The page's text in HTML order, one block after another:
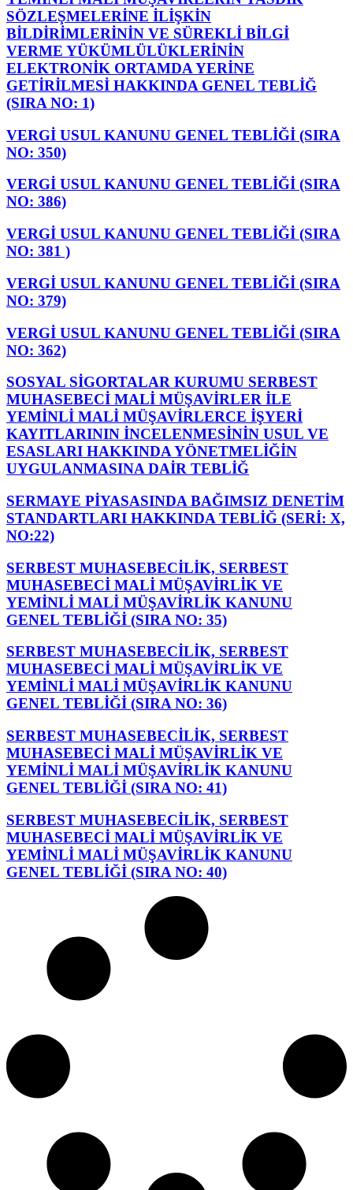
SÖZLEŞMELERİNE İLİŞKİN
BİLDİRİMLERİNİN VE SÜREKLİ BİLGİ
VERME YÜKÜMLÜLÜKLERİNİN
ELEKTRONİK ORTAMDA YERİNE
GETİRİLMESİ HAKKINDA GENEL TEBLİĞ
(SIRA NO: 1)
VERGİ USUL KANUNU GENEL TEBLİĞİ (SIRA
NO: 350)
VERGİ USUL KANUNU GENEL TEBLİĞİ (SIRA
NO: 386)
VERGİ USUL KANUNU GENEL TEBLİĞİ (SIRA
NO: 381 )
VERGİ USUL KANUNU GENEL TEBLİĞİ (SIRA
NO: 379)
VERGİ USUL KANUNU GENEL TEBLİĞİ (SIRA
NO: 362)
SOSYAL SİGORTALAR KURUMU SERBEST
MUHASEBECİ MALİ MÜŞAVİRLER İLE
YEMİNLİ MALİ MÜŞAVİRLERCE İŞYERİ
KAYITLARININ İNCELENMESİNİN USUL VE
ESASLARI HAKKINDA YÖNETMELİĞİN
UYGULANMASINA DAİR TEBLİĞ
SERMAYE PİYASASINDA BAĞIMSIZ DENETİM
STANDARTLARI HAKKINDA TEBLİĞ (SERİ: X,
NO:22)
SERBEST MUHASEBECİLİK, SERBEST
MUHASEBECİ MALİ MÜŞAVİRLİK VE
YEMİNLİ MALİ MÜŞAVİRLİK KANUNU
GENEL TEBLİĞİ (SIRA NO: 35)
SERBEST MUHASEBECİLİK, SERBEST
MUHASEBECİ MALİ MÜŞAVİRLİK VE
YEMİNLİ MALİ MÜŞAVİRLİK KANUNU
GENEL TEBLİĞİ (SIRA NO: 36)
SERBEST MUHASEBECİLİK, SERBEST
MUHASEBECİ MALİ MÜŞAVİRLİK VE
YEMİNLİ MALİ MÜŞAVİRLİK KANUNU
GENEL TEBLİĞİ (SIRA NO: 41)
SERBEST MUHASEBECİLİK, SERBEST
MUHASEBECİ MALİ MÜŞAVİRLİK VE
YEMİNLİ MALİ MÜŞAVİRLİK KANUNU
GENEL TEBLİĞİ (SIRA NO: 40)